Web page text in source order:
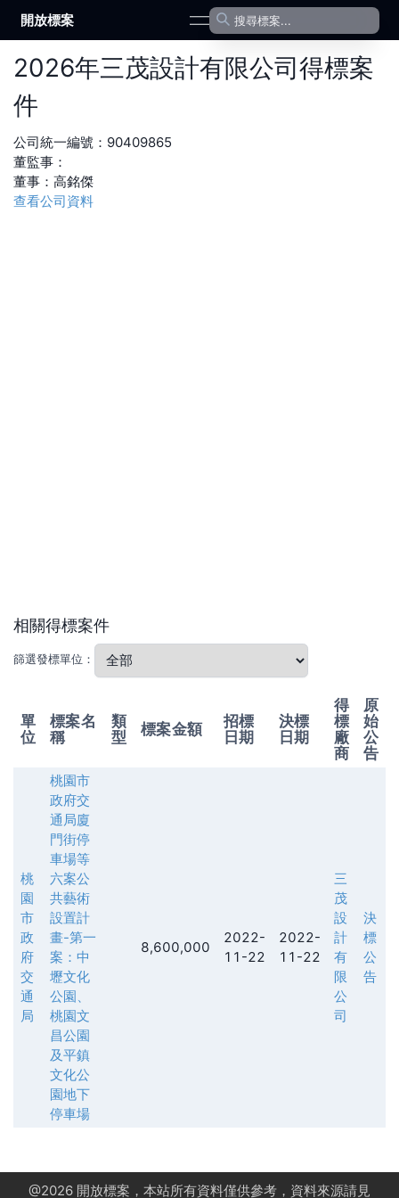
開放標案 open navigation menu
2026年三茂設計有限公司得標案
件
公司統一編號： 90409865
董監事：
董事 ： 高銘傑
查看公司資料
相關得標案件
篩選發標單位：
單
位
標案名
稱
類
型
標案金額
招標
日期
決標
日期
得
標
廠
商
原
始
公
告
桃
園
市
政
府
交
通
局
桃園市
政府交
通局廈
門街停
車場等
六案公
共藝術
設置計
畫-第一
案：中
壢文化
公園、
桃園文
昌公園
及平鎮
文化公
園地下
停車場
8,600,000
2022-
11-22
2022-
11-22
三
茂
設
計
有
限
公
司
決
標
公
告
@2026 開放標案，本站所有資料僅供參考，資料來源請見